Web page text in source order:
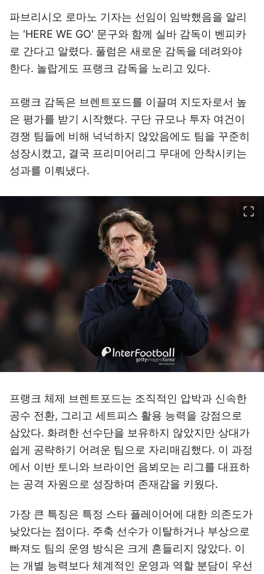
파브리시오 로마노 기자는 선임이 임박했음을 알리
는 'HERE WE GO' 문구와 함께 실바 감독이 벤피카
로 간다고 알렸다. 풀럼은 새로운 감독을 데려와야
한다. 놀랍게도 프랭크 감독을 노리고 있다.
프랭크 감독은 브렌트포드를 이끌며 지도자로서 높
은 평가를 받기 시작했다. 구단 규모나 투자 여건이
경쟁 팀들에 비해 넉넉하지 않았음에도 팀을 꾸준히
성장시켰고, 결국 프리미어리그 무대에 안착시키는
성과를 이뤄냈다.
프랭크 체제 브렌트포드는 조직적인 압박과 신속한
공수 전환, 그리고 세트피스 활용 능력을 강점으로
삼았다. 화려한 선수단을 보유하지 않았지만 상대가
쉽게 공략하기 어려운 팀으로 자리매김했다. 이 과정
에서 이반 토니와 브라이언 음뵈모는 리그를 대표하
는 공격 자원으로 성장하며 존재감을 키웠다.
가장 큰 특징은 특정 스타 플레이어에 대한 의존도가
낮았다는 점이다. 주축 선수가 이탈하거나 부상으로
빠져도 팀의 운영 방식은 크게 흔들리지 않았다. 이
는 개별 능력보다 체계적인 운영과 역할 분담이 우선